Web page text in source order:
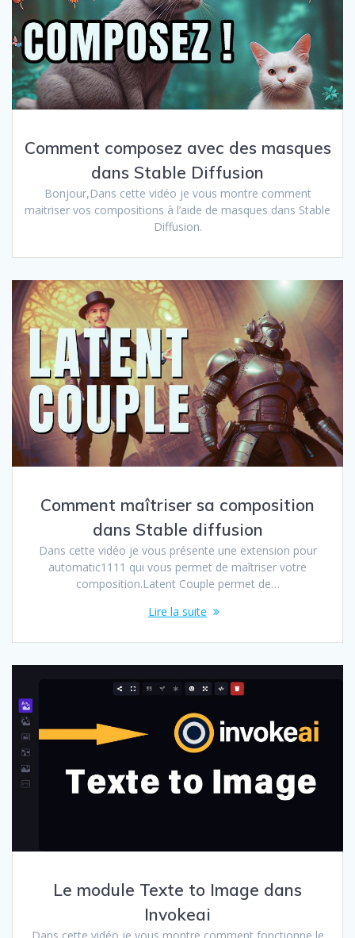
Comment composez avec des masques
dans Stable Diffusion
Bonjour,Dans cette vidéo je vous montre comment
maitriser vos compositions à l’aide de masques dans Stable
Diffusion.
Comment maîtriser sa composition
dans Stable diffusion
Dans cette vidéo je vous présente une extension pour
automatic1111 qui vous permet de maîtriser votre
composition.Latent Couple permet de…
Lire la suite
Le module Texte to Image dans
Invokeai